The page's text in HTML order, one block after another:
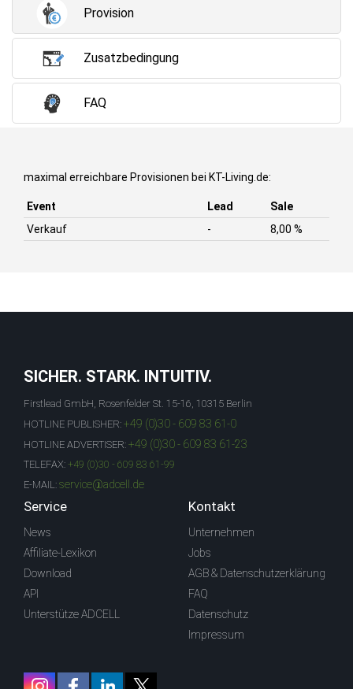
Provision
Zusatzbedingung
FAQ
maximal erreichbare Provisionen bei KT-Living.de:
Event Lead
Sale
Verkauf
- 8,00 %
SICHER. STARK. INTUITIV.
Firstlead GmbH, Rosenfelder St. 15-16, 10315 Berlin
HOTLINE PUBLISHER: +49 (0)30 - 609 83 61-0
HOTLINE ADVERTISER: +49 (0)30 - 609 83 61-23
TELEFAX: +49 (0)30 - 609 83 61-99
E-MAIL: service@adcell.de
Service
News
Affiliate-Lexikon
Download
API
Unterstütze ADCELL
Kontakt
Unternehmen
Jobs
AGB & Datenschutzerklärung
FAQ
Datenschutz
Impressum